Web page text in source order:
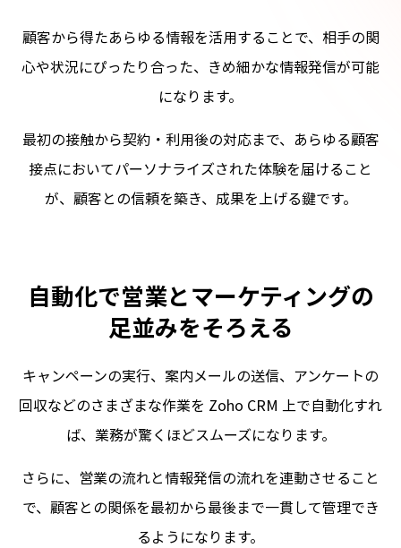
顧客から得たあらゆる情報を活用することで、相手の関
心や状況にぴったり合った、きめ細かな情報発信が可能
になります。
最初の接触から契約・利用後の対応まで、あらゆる顧客
接点においてパーソナライズされた体験を届けること
が、顧客との信頼を築き、成果を上げる鍵です。
自動化で営業とマーケティングの
足並みをそろえる
キャンペーンの実行、案内メールの送信、アンケートの
回収などのさまざまな作業を Zoho CRM 上で自動化すれ
ば、業務が驚くほどスムーズになります。
さらに、営業の流れと情報発信の流れを連動させること
で、顧客との関係を最初から最後まで一貫して管理でき
るようになります。